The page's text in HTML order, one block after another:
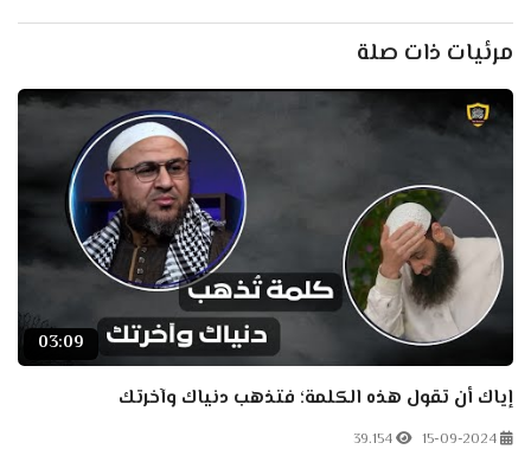
مرئيات ذات صلة
03:09
إياك أن تقول هذه الكلمة؛ فتذهب دنياك وآخرتك
15-09-2024
39.154